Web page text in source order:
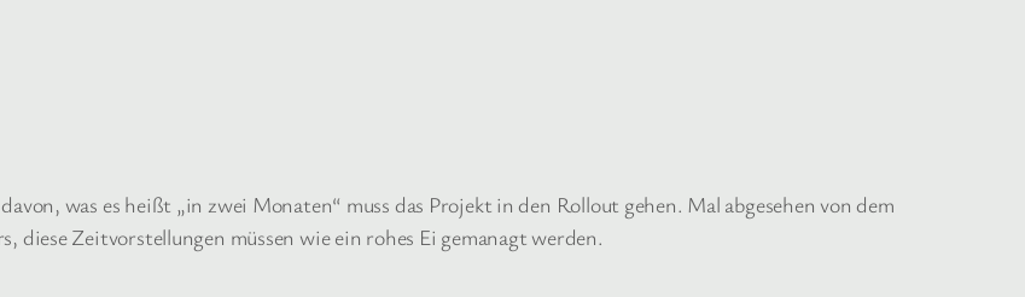
was es heißt „in zwei Monaten“ muss das Projekt in den Rollout gehen. Mal abgesehen von dem
diese Zeitvorstellungen müssen wie ein rohes Ei gemanagt werden.